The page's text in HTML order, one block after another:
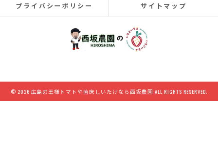
プライバシーポリシー サイトマップ
© 2026 広島の王様トマトや菌床しいたけなら西坂農園 ALL RIGHTS RESERVED.